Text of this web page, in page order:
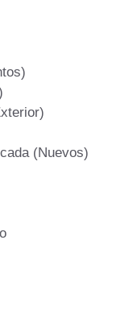
(Nuevos)